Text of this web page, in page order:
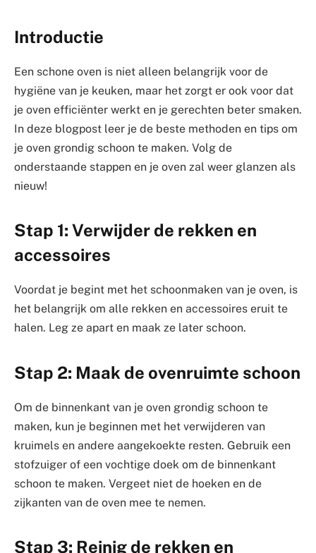
Introductie
Een schone oven is niet alleen belangrijk voor de
hygiëne van je keuken, maar het zorgt er ook voor dat
je oven efficiënter werkt en je gerechten beter smaken.
In deze blogpost leer je de beste methoden en tips om
je oven grondig schoon te maken. Volg de
onderstaande stappen en je oven zal weer glanzen als
nieuw!
Stap 1: Verwijder de rekken en
accessoires
Voordat je begint met het schoonmaken van je oven, is
het belangrijk om alle rekken en accessoires eruit te
halen. Leg ze apart en maak ze later schoon.
Stap 2: Maak de ovenruimte schoon
Om de binnenkant van je oven grondig schoon te
maken, kun je beginnen met het verwijderen van
kruimels en andere aangekoekte resten. Gebruik een
stofzuiger of een vochtige doek om de binnenkant
schoon te maken. Vergeet niet de hoeken en de
zijkanten van de oven mee te nemen.
Stap 3: Reinig de rekken en